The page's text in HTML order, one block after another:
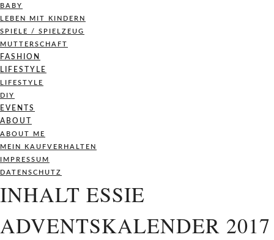
BABY
LEBEN MIT KINDERN
SPIELE / SPIELZEUG
MUTTERSCHAFT
FASHION
LIFESTYLE
LIFESTYLE
DIY
EVENTS
ABOUT
ABOUT ME
MEIN KAUFVERHALTEN
IMPRESSUM
DATENSCHUTZ
INHALT ESSIE
ADVENTSKALENDER 2017